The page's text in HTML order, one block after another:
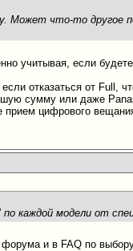
Может что-то другое
учитывая, если
отказаться от Full,
сумму или даже
цифрового
каждой модели от
и в FAQ по